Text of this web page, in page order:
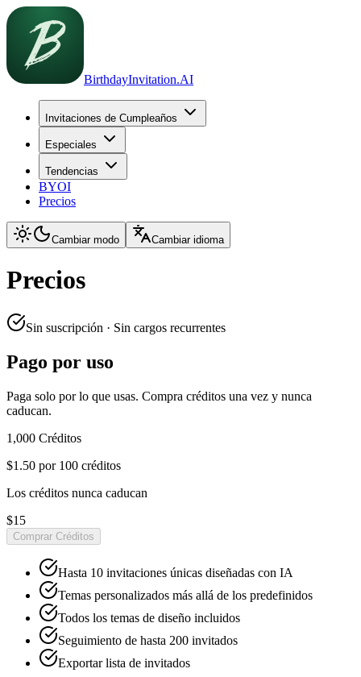
BirthdayInvitation.AI
Invitaciones de Cumpleaños
Especiales
Tendencias
BYOI
Precios
Cambiar modo Cambiar idioma
Precios
Sin suscripción · Sin cargos recurrentes
Pago por uso
Paga solo por lo que usas. Compra créditos una vez y nunca
caducan.
1,000 Créditos
$1.50 por 100 créditos
Los créditos nunca caducan
$15
Comprar Créditos
Hasta 10 invitaciones únicas diseñadas con IA
Temas personalizados más allá de los predefinidos
Todos los temas de diseño incluidos
Seguimiento de hasta 200 invitados
Exportar lista de invitados